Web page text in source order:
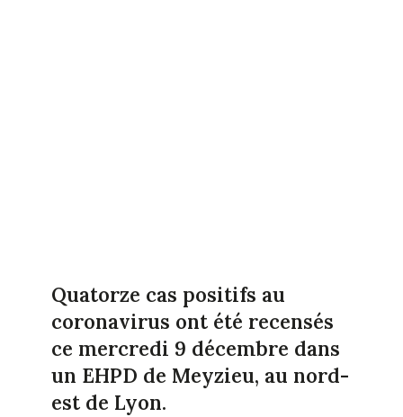
Quatorze cas positifs au
coronavirus ont été recensés
ce mercredi 9 décembre dans
un EHPD de Meyzieu, au nord-
est de Lyon.